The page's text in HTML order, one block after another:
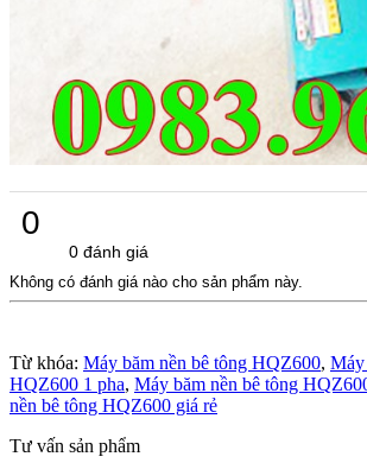
0
0 đánh giá
Không có đánh giá nào cho sản phẩm này.
Từ khóa: Máy băm nền bê tông HQZ600, Máy
HQZ600 1 pha, Máy băm nền bê tông
nền bê tông HQZ600 giá rẻ
Tư vấn sản phẩm